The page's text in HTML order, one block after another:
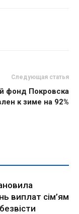
Следующая статья
фонд Покровска
к зиме на 92%
виплат сім’ям